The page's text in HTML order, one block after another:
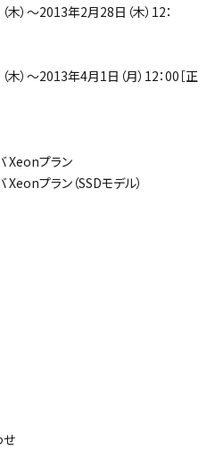
～2013年2月28日（木）12：
～2013年4月1日（月）12：00［正
Xeonプラン
プラン（SSDモデル）